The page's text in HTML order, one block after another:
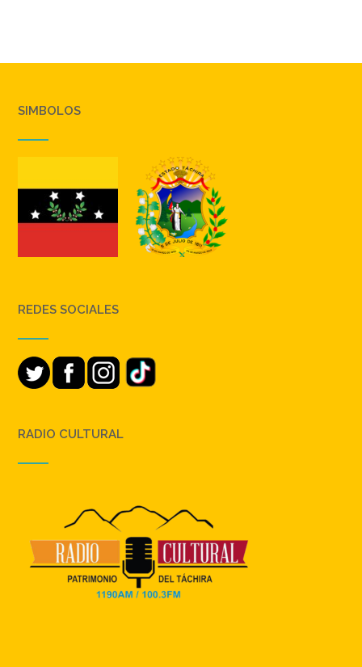
SIMBOLOS
REDES SOCIALES
RADIO CULTURAL